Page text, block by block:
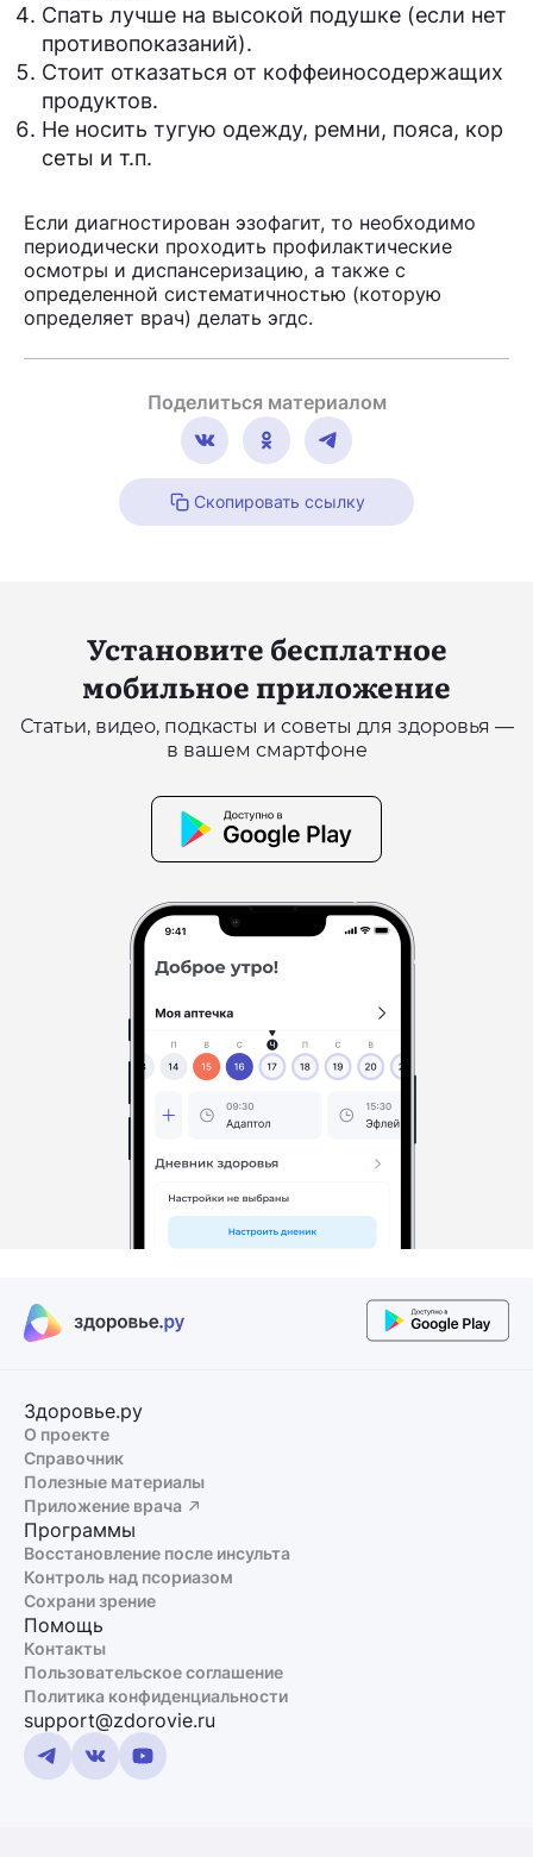
Спать лучше на высокой подушке (если нет
противопоказаний).
Стоит отказаться от коффеиносодержащих
продуктов.
Не носить тугую одежду, ремни, пояса, кор
сеты и т.п.
Если диагностирован эзофагит, то необходимо
периодически проходить профилактические
осмотры и диспансеризацию, а также с
определенной систематичностью (которую
определяет врач) делать эгдс.
Поделиться материалом
Скопировать ссылку
Установите бесплатное
мобильное приложение
Статьи, видео, подкасты и советы для здоровья —
в вашем смартфоне
Здоровье.ру
О проекте
Справочник
Полезные материалы
Приложение врача
Программы
Восстановление после инсульта
Контроль над псориазом
Сохрани зрение
Помощь
Контакты
Пользовательское соглашение
Политика конфиденциальности
support@zdorovie.ru